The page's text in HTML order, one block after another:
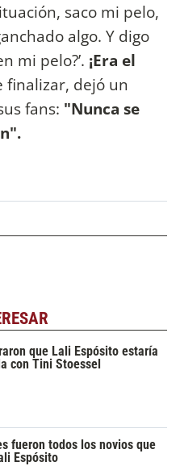
saco mi pelo,
algo. Y digo
mi pelo?’. ¡Era el
finalizar, dejó un
fans: "Nunca se
que Lali Espósito estaría
con Tini Stoessel
fueron todos los novios que
Espósito